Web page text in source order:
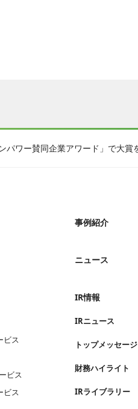
ビス
ビス
ビス
事例紹介
ニュース
IR情報
IRニュース
トップメッセージ
財務ハイライト
IRライブラリー